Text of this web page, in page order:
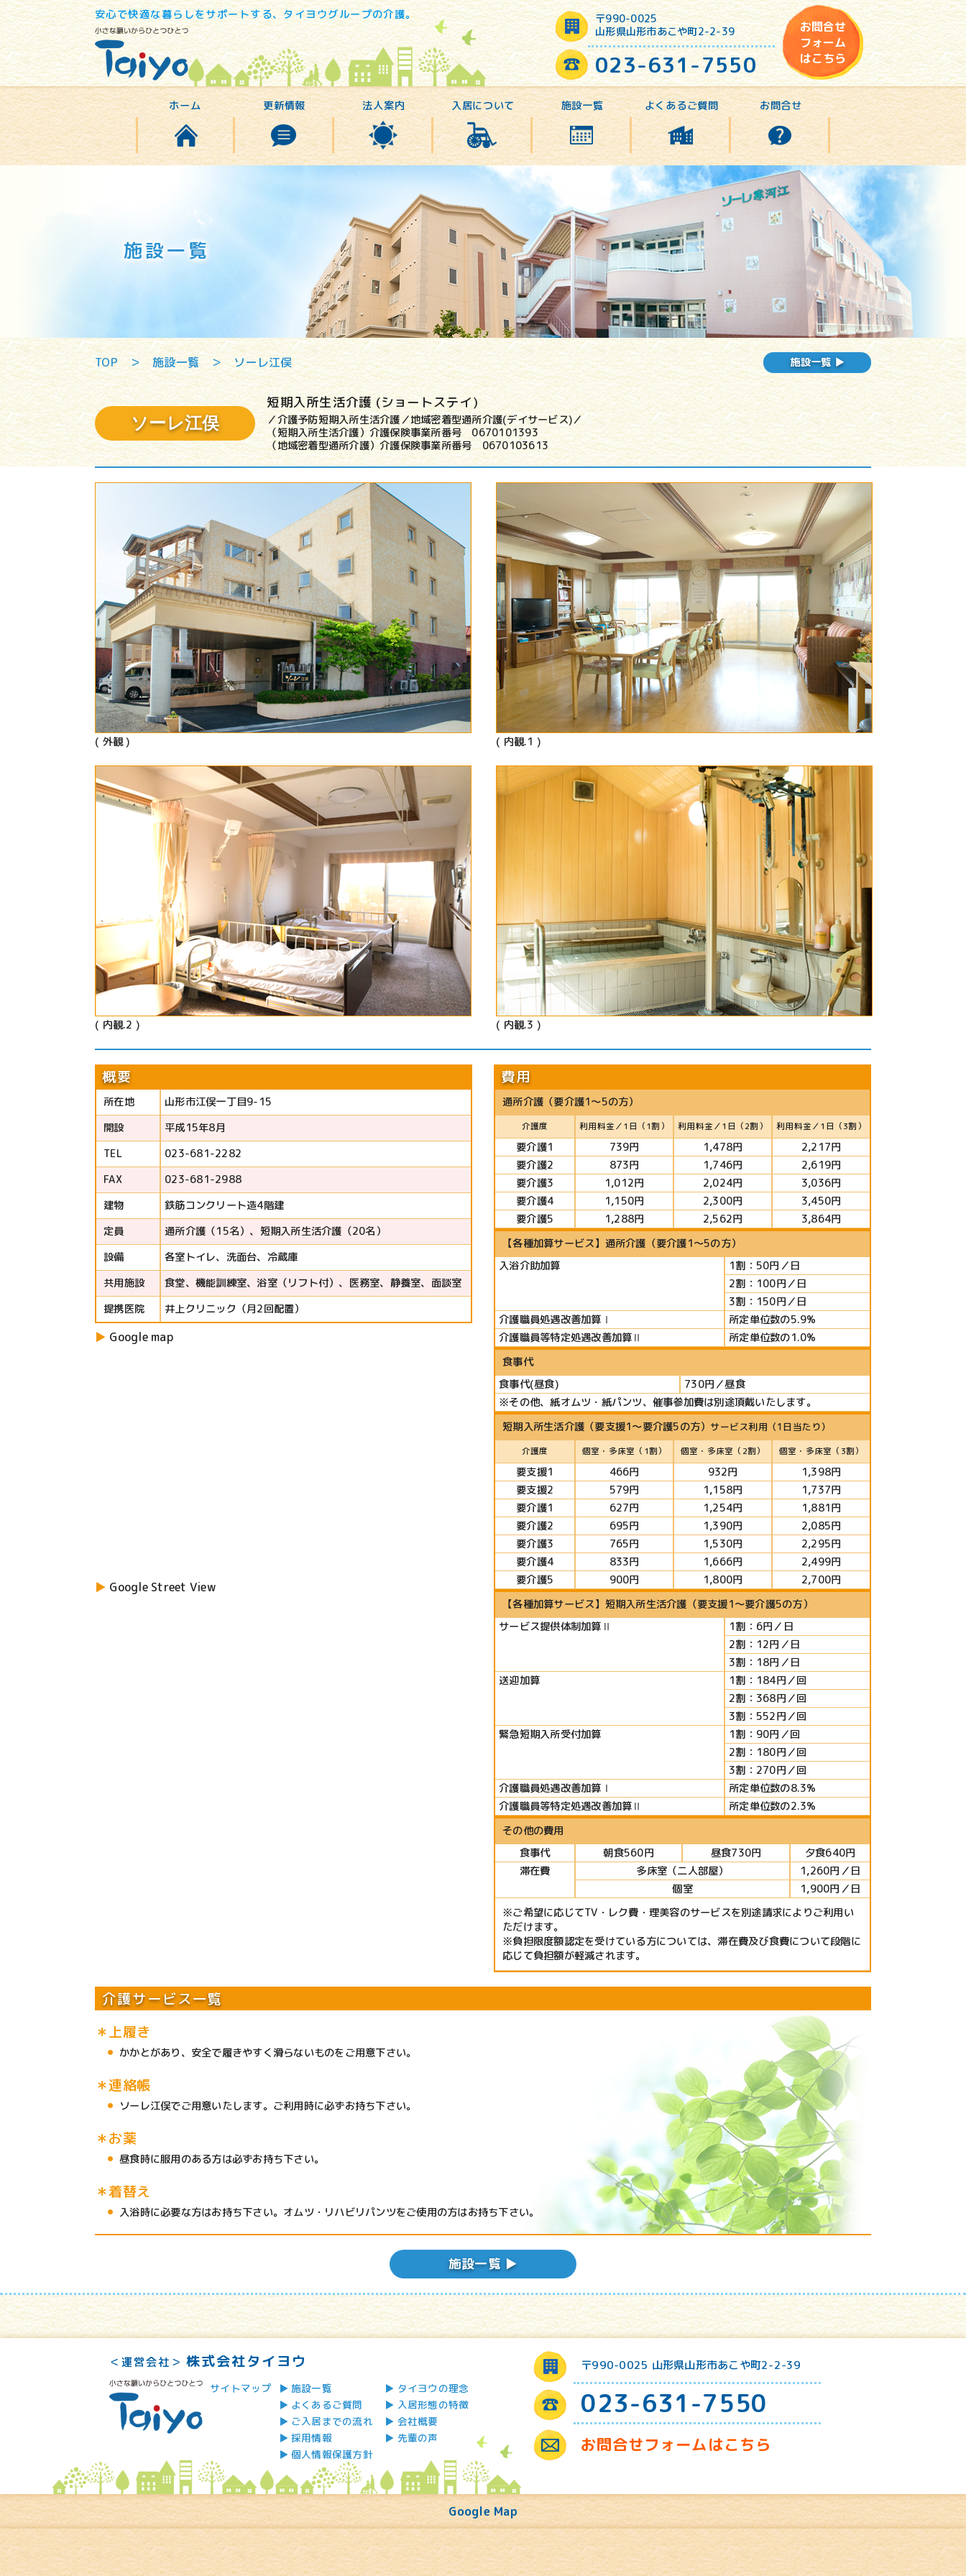
安心で快適な暮らしをサポートする、タイヨウグループの介護。
〒990-0025
山形県山形市あこや町2-2-39
023-631-7550
お問合せ
フォーム
はこちら
ホーム 更新情報 法人案内 入居について 施設一覧 よくあるご質問 お問合せ
施設一覧
TOP ＞ 施設一覧 ＞ ソーレ江俣 施設一覧 ▶︎
ソーレ江俣
短期入所生活介護 (ショートステイ)
／介護予防短期入所生活介護／地域密着型通所介護(デイサービス)／
（短期入所生活介護）介護保険事業所番号 0670101393
（地域密着型通所介護）介護保険事業所番号 0670103613
( 外観 ) ( 内観.1 )
( 内観.2 ) ( 内観.3 )
概要
所在地
山形市江俣一丁目9-15
開設
平成15年8月
TEL
023-681-2282
FAX
023-681-2988
建物
鉄筋コンクリート造4階建
定員
通所介護（15名）、短期入所生活介護（20名）
設備
各室トイレ、洗面台、冷蔵庫
共用施設
食堂、機能訓練室、浴室（リフト付）、医務室、静養室、面談室
提携医院
井上クリニック（月2回配置）
Google map
Google Street View
費用
通所介護（要介護1～5の方）
介護度 利用料金／1日（1割） 利用料金／1日（2割） 利用料金／1日（3割）
要介護1 739円 1,478円
2,217円
要介護2
873円 1,746円
2,619円
要介護3
1,012円 2,024円
3,036円
要介護4
1,150円 2,300円
3,450円
要介護5
1,288円 2,562円
3,864円
【各種加算サービス】通所介護（要介護1～5の方）
入浴介助加算
1割：50円／日
2割：100円／日
3割：150円／日
介護職員処遇改善加算Ⅰ
所定単位数の5.9%
介護職員等特定処遇改善加算Ⅱ
所定単位数の1.0%
食事代
食事代(昼食)
730円／昼食
※その他、紙オムツ・紙パンツ、催事参加費は別途頂戴いたします。
短期入所生活介護（要支援1～要介護5の方） サービス利用（1日当たり）
介護度 個室・多床室（1割） 個室・多床室（2割） 個室・多床室（3割）
要支援1 466円 932円
1,398円
要支援2
579円 1,158円
1,737円
要介護1
627円 1,254円
1,881円
要介護2
695円 1,390円
2,085円
要介護3
765円 1,530円
2,295円
要介護4
833円 1,666円
2,499円
要介護5
900円 1,800円
2,700円
【各種加算サービス】短期入所生活介護（要支援1～要介護5の方）
サービス提供体制加算Ⅱ
1割：6円／日
2割：12円／日
3割：18円／日
送迎加算
1割：184円／回
2割：368円／回
3割：552円／回
緊急短期入所受付加算
1割：90円／回
2割：180円／回
3割：270円／回
介護職員処遇改善加算Ⅰ
所定単位数の8.3%
介護職員等特定処遇改善加算Ⅱ
所定単位数の2.3%
その他の費用
食事代
朝食560円 昼食730円
夕食640円
滞在費
多床室（二人部屋）
1,260円／日
個室
1,900円／日
※ご希望に応じてTV・レク費・理美容のサービスを別途請求によりご利用い
ただけます。
※負担限度額認定を受けている方については、滞在費及び食費について段階に
応じて負担額が軽減されます。
介護サービス一覧
＊上履き
かかとがあり、安全で履きやすく滑らないものをご用意下さい。
＊連絡帳
ソーレ江俣でご用意いたします。ご利用時に必ずお持ち下さい。
＊お薬
昼食時に服用のある方は必ずお持ち下さい。
＊着替え
入浴時に必要な方はお持ち下さい。オムツ・リハビリパンツをご使用の方はお持ち下さい。
施設一覧 ▶︎
＜運営会社＞株式会社タイヨウ
サイトマップ 施設一覧
タイヨウの理念
よくあるご質問
入居形態の特徴
ご入居までの流れ
会社概要
採用情報
先輩の声
個人情報保護方針
〒990-0025 山形県山形市あこや町2-2-39
023-631-7550
お問合せフォームはこちら
Google Map